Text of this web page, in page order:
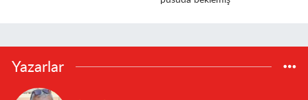
Yazarlar